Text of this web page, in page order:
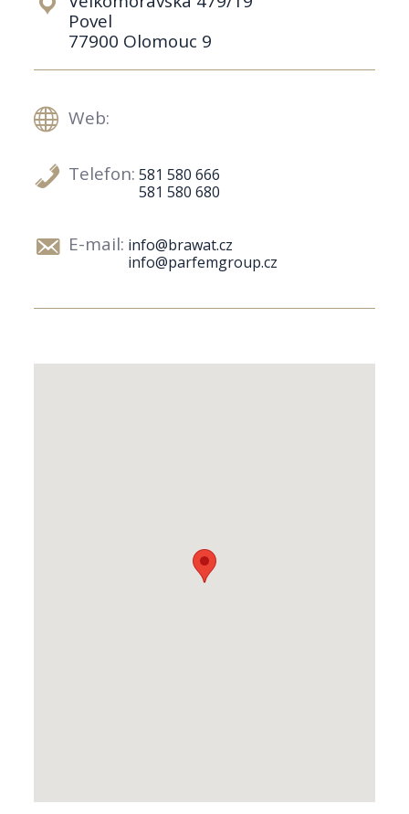
Povel
77900 Olomouc 9
Web:
Telefon: 581 580 666
581 580 680
E-mail: info@brawat.cz
info@parfemgroup.cz